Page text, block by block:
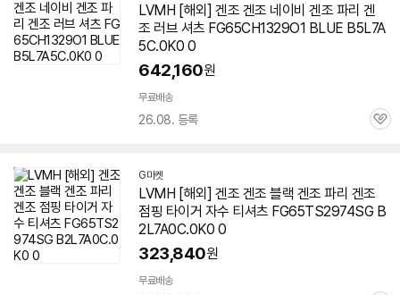
LVMH [해외] 겐조 겐조 네이비 겐조 파리 겐
조 러브 셔츠 FG65CH1329O1 BLUE B5L7A
5C.0K0 0
642,160원
무료배송
26.08. 등록
관
G마켓
LVMH [해외] 겐조 겐조 블랙 겐조 파리 겐조
점핑 타이거 자수 티셔츠 FG65TS2974SG B
2L7A0C.0K0 0
323,840원
무료배송